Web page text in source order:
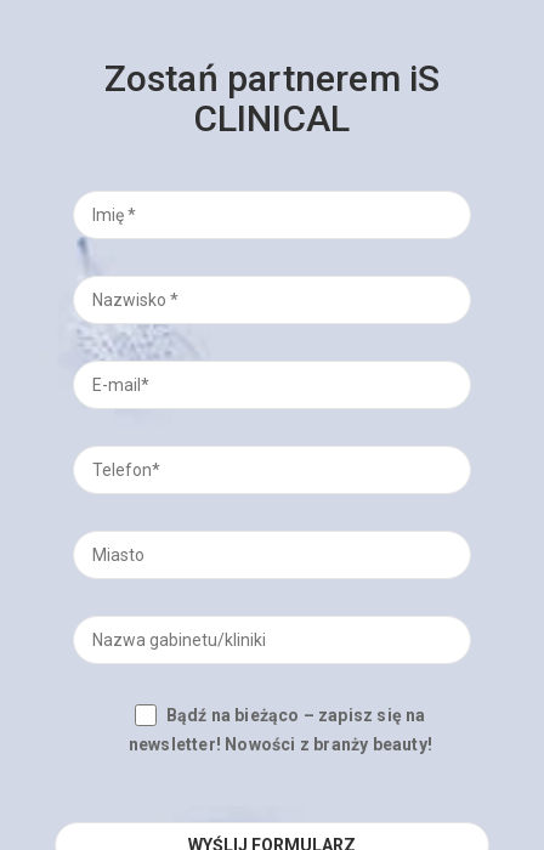
Zostań partnerem iS
CLINICAL
Bądź na bieżąco – zapisz się na
newsletter! Nowości z branży beauty!